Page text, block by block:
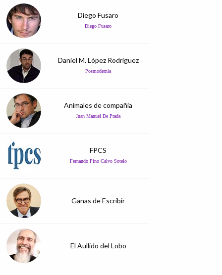
Diego Fusaro
Diego Fusaro
Daniel M. López Rodríguez
Posmodernia
Animales de compañía
Juan Manuel De Prada
FPCS
Fernando Pino Calvo Sotelo
Ganas de Escribir
El Aullido del Lobo